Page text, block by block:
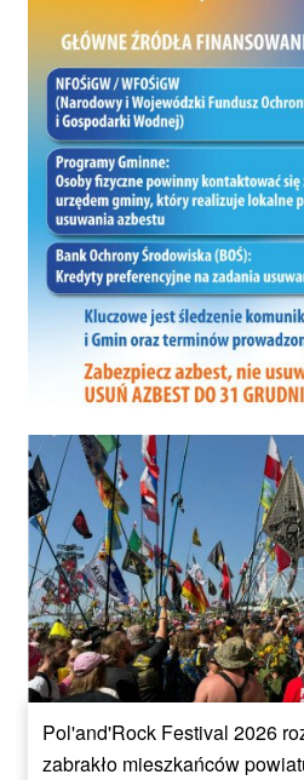
Pol'and'Rock Festival 2026
zabrakło mieszkańców